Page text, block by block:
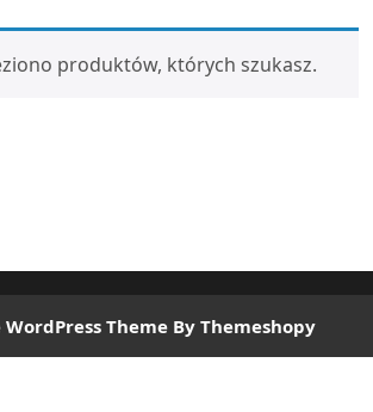
produktów, których szukasz.
WordPress Theme By Themeshopy